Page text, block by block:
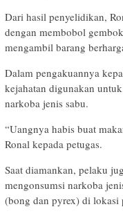
Dari hasil penyelidikan,
dengan membobol
mengambil barang
Dalam pengakuannya
kejahatan digunakan
narkoba jenis sabu.
“Uangnya habis buat
Ronal kepada petugas.
Saat diamankan, pelaku
mengonsumsi narkoba
(bong dan pyrex) di lokasi